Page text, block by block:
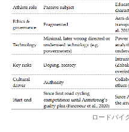
ロードバイ